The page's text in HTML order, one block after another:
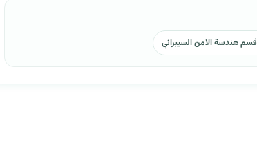
قسم هندسة الامن السيبراني